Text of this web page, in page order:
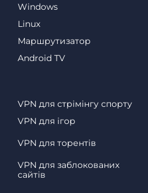
Windows
Linux
Маршрутизатор
Android TV
VPN для стрімінгу спорту
VPN для ігор
VPN для торентів
VPN для заблокованих
сайтів